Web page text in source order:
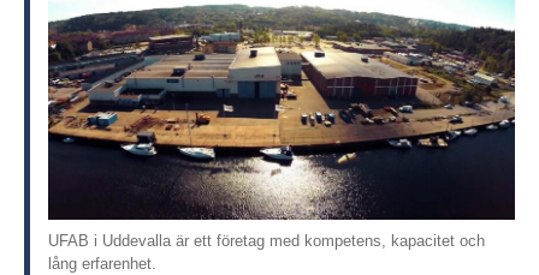
UFAB i Uddevalla är ett företag med kompetens, kapacitet och
lång erfarenhet.